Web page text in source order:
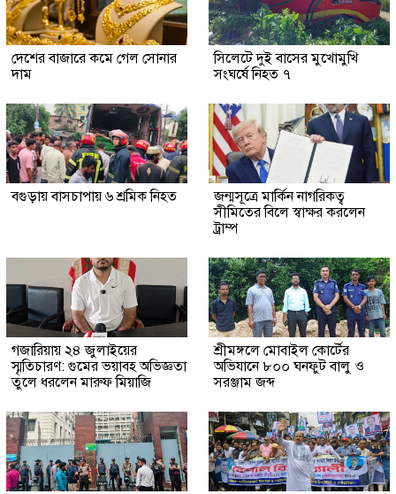
দেশের বাজারে কমে গেল সোনার
দাম
সিলেটে দুই বাসের মুখোমুখি
সংঘর্ষে নিহত ৭
বগুড়ায় বাসচাপায় ৬ শ্রমিক নিহত
জন্মসূত্রে মার্কিন নাগরিকত্ব
সীমিতের বিলে স্বাক্ষর করলেন
ট্রাম্প
গজারিয়ায় ২৪ জুলাইয়ের
স্মৃতিচারণ: গুমের ভয়াবহ অভিজ্ঞতা
তুলে ধরলেন মারুফ মিয়াজি
শ্রীমঙ্গলে মোবাইল কোর্টের
অভিযানে ৮০০ ঘনফুট বালু ও
সরঞ্জাম জব্দ